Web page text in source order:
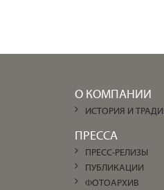
О КОМПАНИИ
ИСТОРИЯ И
ПРЕССА
ПРЕСС-РЕЛИЗЫ
ПУБЛИКАЦИИ
ФОТОАРХИВ